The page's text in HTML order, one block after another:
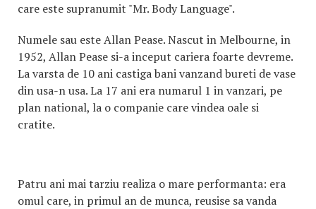
care este supranumit "Mr. Body Language".
Numele sau este Allan Pease. Nascut in Melbourne, in
1952, Allan Pease si-a inceput cariera foarte devreme.
La varsta de 10 ani castiga bani vanzand bureti de vase
din usa-n usa. La 17 ani era numarul 1 in vanzari, pe
plan national, la o companie care vindea oale si
cratite.
Patru ani mai tarziu realiza o mare performanta: era
omul care, in primul an de munca, reusise sa vanda